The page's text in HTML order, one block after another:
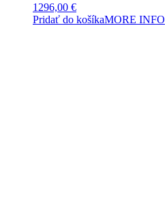
1296,00 €
Pridať do košíkaMORE INFO